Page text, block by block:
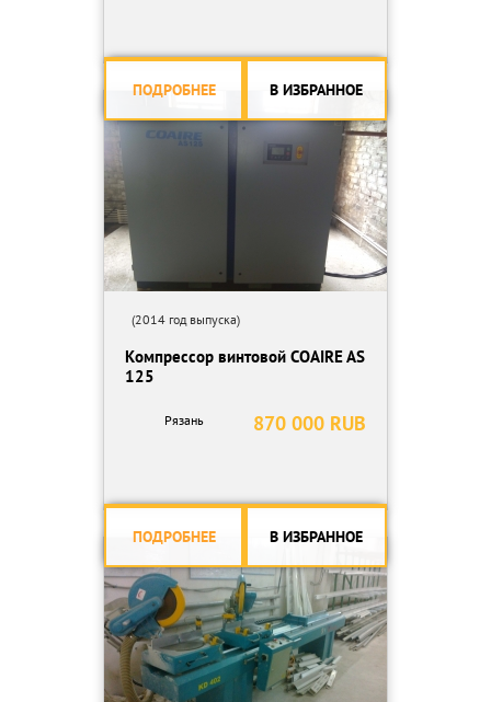
ПОДРОБНЕЕ В ИЗБРАННОЕ
(2014 год выпуска)
Компрессор винтовой COAIRE AS
125
870 000 RUB
Рязань
ПОДРОБНЕЕ В ИЗБРАННОЕ